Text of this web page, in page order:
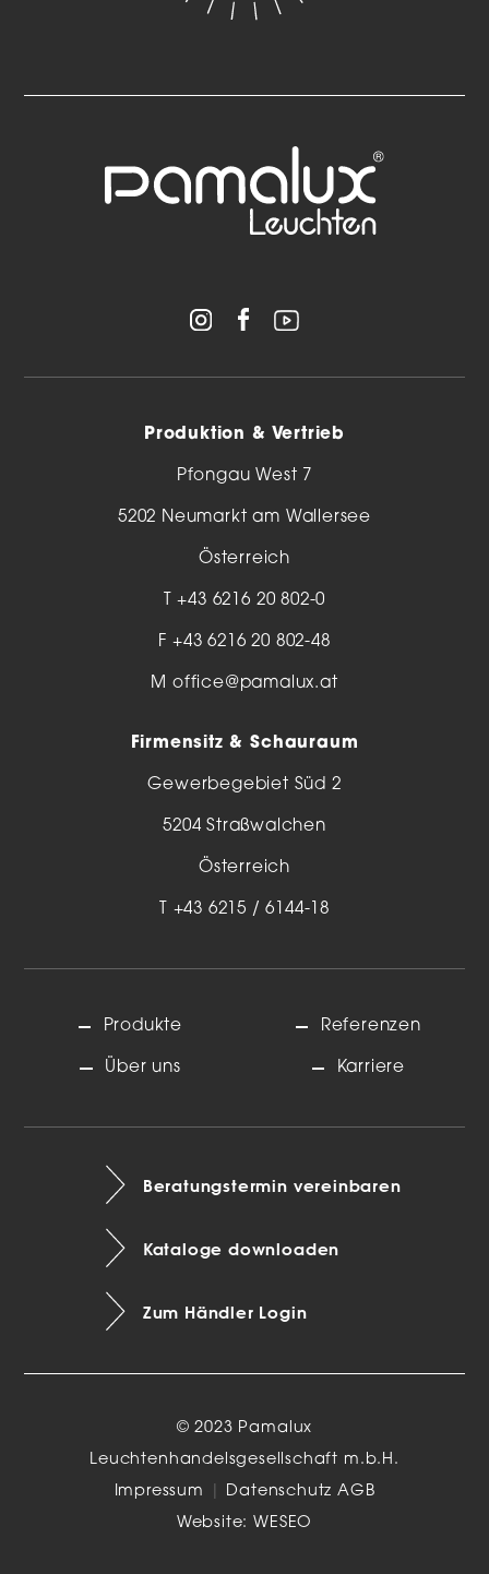
Produktion & Vertrieb
Pfongau West 7
5202 Neumarkt am Wallersee
Österreich
T+43 6216 20 802-0
F +43 6216 20 802-48
M office@pamalux.at
Firmensitz & Schauraum
Gewerbegebiet Süd 2
5204 Straßwalchen
Österreich
T +43 6215 / 6144-18
Produkte
Über uns
Referenzen
Karriere
Beratungstermin vereinbaren
Kataloge downloaden
Zum Händler Login
© 2023 Pamalux
Leuchtenhandelsgesellschaft m.b.H.
Impressum
Datenschutz AGB
Website:WESEO